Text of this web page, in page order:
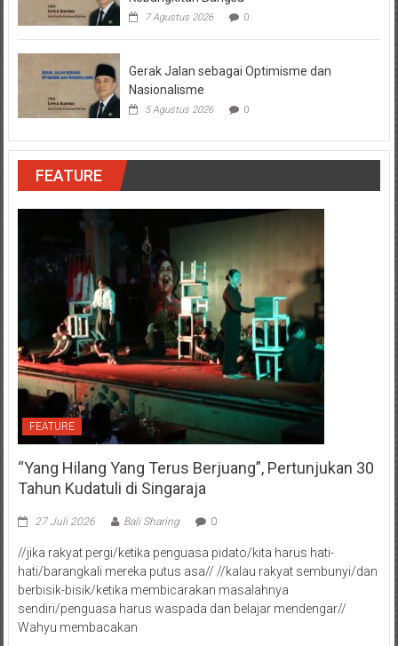
7 Agustus 2026 0
Gerak Jalan sebagai Optimisme dan
Nasionalisme
5 Agustus 2026 0
FEATURE
FEATURE
“Yang Hilang Yang Terus Berjuang”, Pertunjukan 30
Tahun Kudatuli di Singaraja
27 Juli 2026 Bali Sharing 0
//jika rakyat pergi/ketika penguasa pidato/kita harus hati-
hati/barangkali mereka putus asa// //kalau rakyat sembunyi/dan
berbisik-bisik/ketika membicarakan masalahnya
sendiri/penguasa harus waspada dan belajar mendengar//
Wahyu membacakan